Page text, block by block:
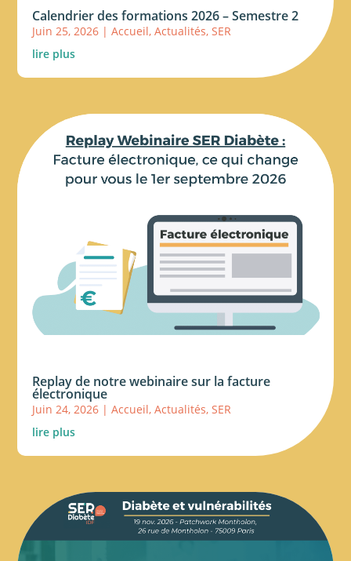
Calendrier des formations 2026 – Semestre 2
Juin 25, 2026 |Accueil,Actualités,SER
lire plus
Replay de notre webinaire sur la facture
électronique
Juin 24, 2026 |Accueil,Actualités,SER
lire plus